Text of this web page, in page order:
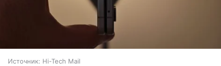
Источник: Hi-Tech Mail